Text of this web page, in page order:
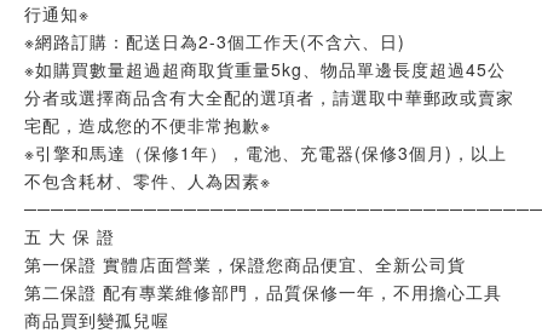
行通知※
※網路訂購：配送日為2-3個工作天(不含六、日)
※如購買數量超過超商取貨重量5kg、物品單邊長度超過45公
分者或選擇商品含有大全配的選項者，請選取中華郵政或賣家
宅配，造成您的不便非常抱歉※
※引擎和馬達（保修1年），電池、充電器(保修3個月)，以上
不包含耗材、零件、人為因素※
五 大 保 證
第一保證 實體店面營業，保證您商品便宜、全新公司貨
第二保證 配有專業維修部門，品質保修一年，不用擔心工具
商品買到變孤兒喔